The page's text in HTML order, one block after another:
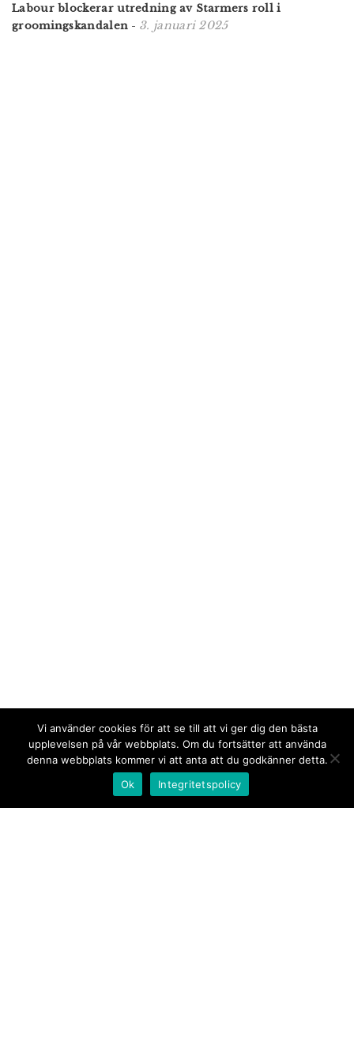
Labour blockerar utredning av Starmers roll i
grooming­skandalen - 3. januari 2025
Vi använder cookies för att se till att vi ger dig den bästa
upplevelsen på vår webbplats. Om du fortsätter att använda
denna webbplats kommer vi att anta att du godkänner detta.
Ok
Integritetspolicy